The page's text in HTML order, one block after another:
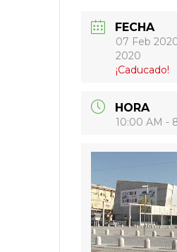
FECHA
07 Feb
2020
¡Caducado!
HORA
10:00 AM -